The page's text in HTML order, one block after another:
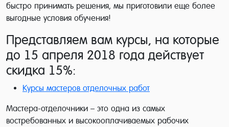
быстро принимать решения, мы приготовили еще более
выгодные условия обучения!
Представляем вам курсы, на которые
до 15 апреля 2018 года действует
скидка 15%:
Курсы мастеров отделочных работ
Мастера-отделочники – это одна из самых
востребованных и высокооплачиваемых рабочих